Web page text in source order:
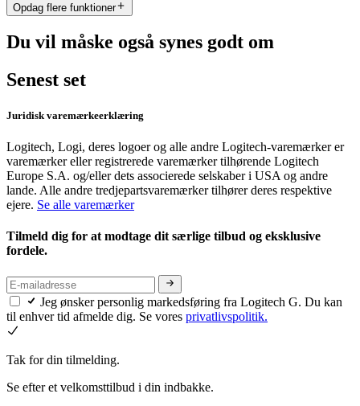
Opdag flere funktioner
Du vil måske også synes godt om
Senest set
Juridisk varemærkeerklæring
Logitech, Logi, deres logoer og alle andre Logitech-varemærker er
varemærker eller registrerede varemærker tilhørende Logitech
Europe S.A. og/eller dets associerede selskaber i USA og andre
lande. Alle andre tredjepartsvaremærker tilhører deres respektive
ejere. Se alle varemærker
Tilmeld dig for at modtage dit særlige tilbud og eksklusive
fordele.
Jeg ønsker personlig markedsføring fra Logitech G. Du kan
til enhver tid afmelde dig. Se vores privatlivspolitik.
Tak for din tilmelding.
Se efter et velkomsttilbud i din indbakke.